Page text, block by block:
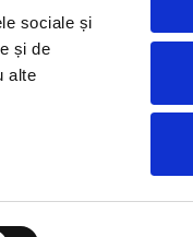
sociale și
și de
alte